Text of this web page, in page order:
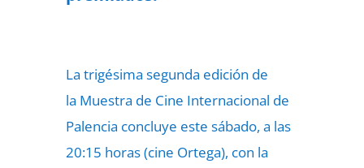
La trigésima segunda edición de
la Muestra de Cine Internacional de
Palencia concluye este sábado, a las
20:15 horas (cine Ortega), con la